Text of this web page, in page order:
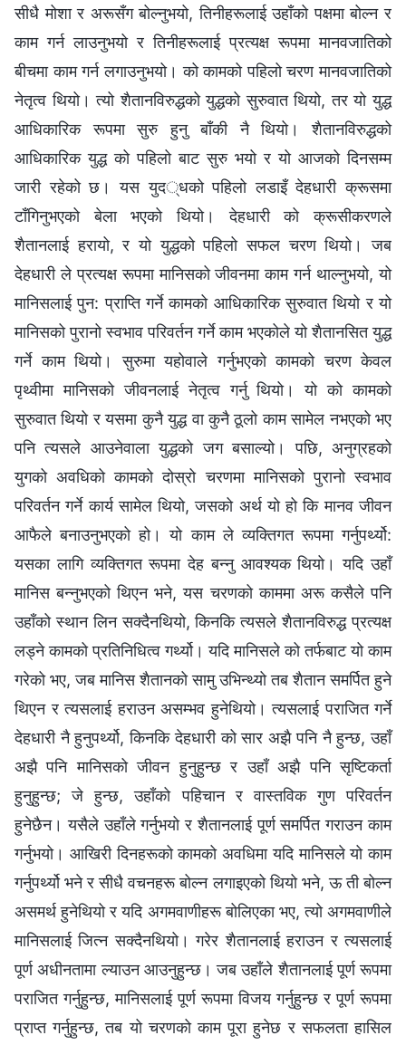
सीधै मोशा र अरूसँग बोल्नुभयो, तिनीहरूलाई उहाँको पक्षमा बोल्न र
काम गर्न लाउनुभयो र तिनीहरूलाई प्रत्यक्ष रूपमा मानवजातिको
बीचमा काम गर्न लगाउनुभयो। को कामको पहिलो चरण मानवजातिको
नेतृत्व थियो। त्यो शैतानविरुद्धको युद्धको सुरुवात थियो, तर यो युद्ध
आधिकारिक रूपमा सुरु हुनु बाँकी नै थियो। शैतानविरुद्धको
आधिकारिक युद्ध को पहिलो बाट सुरु भयो र यो आजको दिनसम्म
जारी रहेको छ। यस युद्धको पहिलो लडाइँ देहधारी क्रूसमा
टाँगिनुभएको बेला भएको थियो। देहधारी को क्रूसीकरणले
शैतानलाई हरायो, र यो युद्धको पहिलो सफल चरण थियो। जब
देहधारी ले प्रत्यक्ष रूपमा मानिसको जीवनमा काम गर्न थाल्नुभयो, यो
मानिसलाई पुन: प्राप्ति गर्ने कामको आधिकारिक सुरुवात थियो र यो
मानिसको पुरानो स्वभाव परिवर्तन गर्ने काम भएकोले यो शैतानसित युद्ध
गर्ने काम थियो। सुरुमा यहोवाले गर्नुभएको कामको चरण केवल
पृथ्वीमा मानिसको जीवनलाई नेतृत्व गर्नु थियो। यो को कामको
सुरुवात थियो र यसमा कुनै युद्ध वा कुनै ठूलो काम सामेल नभएको भए
पनि त्यसले आउनेवाला युद्धको जग बसाल्यो। पछि, अनुग्रहको
युगको अवधिको कामको दोस्रो चरणमा मानिसको पुरानो स्वभाव
परिवर्तन गर्ने कार्य सामेल थियो, जसको अर्थ यो हो कि मानव जीवन
आफैले बनाउनुभएको हो। यो काम ले व्यक्तिगत रूपमा गर्नुपर्थ्यो:
यसका लागि व्यक्तिगत रूपमा देह बन्नु आवश्यक थियो। यदि उहाँ
मानिस बन्नुभएको थिएन भने, यस चरणको काममा अरू कसैले पनि
उहाँको स्थान लिन सक्दैनथियो, किनकि त्यसले शैतानविरुद्ध प्रत्यक्ष
लड्ने कामको प्रतिनिधित्व गर्थ्यो। यदि मानिसले को तर्फबाट यो काम
गरेको भए, जब मानिस शैतानको सामु उभिन्थ्यो तब शैतान समर्पित हुने
थिएन र त्यसलाई हराउन असम्भव हुनेथियो। त्यसलाई पराजित गर्ने
देहधारी नै हुनुपर्थ्यो, किनकि देहधारी को सार अझै पनि नै हुन्छ, उहाँ
अझै पनि मानिसको जीवन हुनुहुन्छ र उहाँ अझै पनि सृष्टिकर्ता
हुनुहुन्छ; जे हुन्छ, उहाँको पहिचान र वास्तविक गुण परिवर्तन
हुनेछैन। यसैले उहाँले गर्नुभयो र शैतानलाई पूर्ण समर्पित गराउन काम
गर्नुभयो। आखिरी दिनहरूको कामको अवधिमा यदि मानिसले यो काम
गर्नुपर्थ्यो भने र सीधै वचनहरू बोल्न लगाइएको थियो भने, ऊ ती बोल्न
असमर्थ हुनेथियो र यदि अगमवाणीहरू बोलिएका भए, त्यो अगमवाणीले
मानिसलाई जित्न सक्दैनथियो। गरेर शैतानलाई हराउन र त्यसलाई
पूर्ण अधीनतामा ल्याउन आउनुहुन्छ। जब उहाँले शैतानलाई पूर्ण रूपमा
पराजित गर्नुहुन्छ, मानिसलाई पूर्ण रूपमा विजय गर्नुहुन्छ र पूर्ण रूपमा
प्राप्त गर्नुहुन्छ, तब यो चरणको काम पूरा हुनेछ र सफलता हासिल